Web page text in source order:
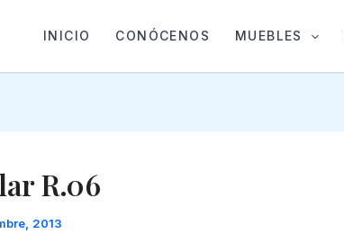
INICIO CONÓCENOS MUEBLES
R.06
2013